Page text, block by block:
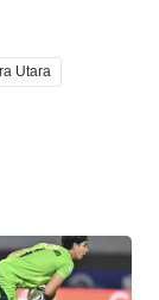
Utara